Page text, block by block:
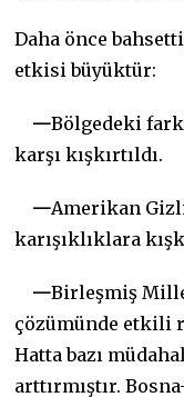
Daha önce
etkisi büyüktür:
—Bölgedeki
karşı kışkırtıldı.
—Amerikan
karışıklıklara
—Birleşmiş
çözümünde etkili
Hatta bazı
arttırmıştır.